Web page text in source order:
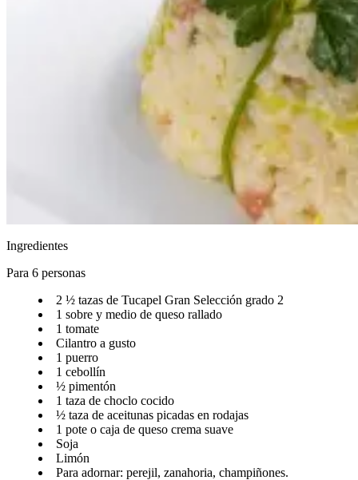
Ingredientes
Para 6 personas​​​​‌ ‍ ​‍​‍‌‍ ‌ ​‍‌‍‍‌‌‍‌ ‌‍‍‌‌‍ ‍​‍​‍​ ‍‍​‍​‍‌ ​ ‌‍​‌‌‍ ‍‌‍‍‌‌ ‌​‌ ‍‌​‍ ‍‌‍‍‌‌‍ ​‍​‍​‍ ​​‍​‍‌‍‍​‌ ​‍‌‍‌‌‌‍‌‍​‍​‍​ ‍‍​‍​‍‌‍‍​‌ ‌​‌ ‌​‌ ​​‌ ​ ​ ‍‍​‍ ​‍ ‌ ‌​‌ ‌‌‌‍​ ‌‍​‌‌ ​​‌‍‌‌‌‍ ​​‍ ‍‌ ​ ‌‍​‌‌‍ ‍‌‍‍‌‌ ‌​‌ ‍‌​‍ ‍‌ ​ ‌ ‌​‌ ‌‌‌‍‌​‌‍‍‌‌‍ ​‍ ‌‍‍‌‌‍ ‍‌ ‌​‌‍‌‌‌‍ ‍‌ ‌​​‍ ‌‍‌‌‌‍‌​‌‍‍‌‌ ‌​​‍ ‌‍ ‌‌‍ ‌‍‌​‌‍‌‌​ ‌‌ ​​‌ ​‍‌‍‌‌‌ ​ ‌‍‌‌‌‍ ‍‌ ‌​‌‍​‌‌ ‌​‌‍‍‌‌‍ ‌‍ ‍​ ‍ ‌‍‍‌‌‍‌​​ ‌‌ ​‍‌‍‌‌‌‍​ ‌‍‍‌‌ ​​‌‍‌‌​‍ ‌​ ‌ ​ ‍​​ ​ ​ ‍​​ ‍ ‌ ‌​‌ ‍‌‌ ​​‌‍‌‌​ ‌‌ ​‍‌‍‌‌‌‍​ ‌‍‍‌‌ ​​‌‍‌‌​ ‍ ‌ ​​‌‍​‌‌ ‌​‌‍‍​​ ‌‌‍‍‌‌‍ ‍‌‍‌ ‌ ​‍‌‍‌‌‌‍‌​‌‍‍‌‌‍‌‌‌‍ ‍‌ ‌​‌ ​ ​‍‌‌​ ‌‌‌​​‍‌‌ ‌‍‍ ‌‍‌‌‌ ‍‌​‍‌‌​ ​ ‌​‌​​‍‌‌​ ​ ‌​‌​​‍‌‌​ ​‍​ ​‍​ ‌​‌‍​ ​ ‌‍​ ‌​​ ​ ​ ‌ ​ ​‍​ ​‍​ ​​​ ‌‌‌‍‌‍‌‍​‍​‍‌‌​ ​‍​ ​‍​‍‌‌​ ‌‌‌​‌​​‍ ‍‌‍​ ‌‍‍​‌‍‍‌‌‍ ​‌‍‌​‌ ​‍‌‍‌‌‌‍ ‍​‍‌‌​ ‌‌‌​​‍‌‌ ‌‍‍ ‌‍‌‌‌ ‍‌​‍‌‌​ ​ ‌​‌​​‍‌‌​ ​ ‌​‌​​‍‌‌​ ​‍​ ​‍‌‍‌‌‌‍​ ‌‍​‌‌‍‌‍‌‍​ ​ ‌‍​ ‌​‌‍‌​‌‍​‌‌‍‌‌​ ​​​ ​​​‍‌‌​ ​‍​ ​‍​‍‌‌​ ‌‌‌​‌​​‍ ‍‌ ‌​‌‍‌‌‌ ‍​‌ ‌​​ ‌‍​‍‌‍​‌‌ ​ ‌‍‌‌‌‌‌‌‌ ​‍‌‍ ​​ ‌‌‍‍​‌ ‌​‌ ‌​‌ ​​‌ ​ ​‍‌‌​ ​ ‌​​‌​‍‌‌​ ​‍‌​‌‍​‍‌‌​ ​‍‌​‌‍‌ ‌​‌ ‌‌‌‍​ ‌‍​‌‌ ​​‌‍‌‌‌‍ ​​‍ ‍‌ ​ ‌‍​‌‌‍ ‍‌‍‍‌‌ ‌​‌ ‍‌​‍ ‍‌ ​ ‌ ‌​‌ ‌‌‌‍‌​‌‍‍‌‌‍ ​‍‌‍‌‍‍‌‌‍‌​​ ‌‌ ​‍‌‍‌‌‌‍​ ‌‍‍‌‌ ​​‌‍‌‌​‍ ‌​ ‌ ​ ‍​​ ​ ​ ‍​​‍‌‍‌ ‌​‌ ‍‌‌ ​​‌‍‌‌​ ‌‌ ​‍‌‍‌‌‌‍​ ‌‍‍‌‌ ​​‌‍‌‌​‍‌‍‌ ​​‌‍​‌‌ ‌​‌‍‍​​ ‌‌‍‍‌‌‍ ‍‌‍‌ ‌ ​‍‌‍‌‌‌‍‌​‌‍‍‌‌‍‌‌‌‍ ‍‌ ‌​‌ ​ ​‍‌‌​ ‌‌‌​​‍‌‌ ‌‍‍ ‌‍‌‌‌ ‍‌​‍‌‌​ ​ ‌​‌​​‍‌‌​ ​ ‌​‌​​‍‌‌​ ​‍​ ​‍​ ‌​‌‍​ ​ ‌‍​ ‌​​ ​ ​ ‌ ​ ​‍​ ​‍​ ​​​ ‌‌‌‍‌‍‌‍​‍​‍‌‌​ ​‍​ ​‍​‍‌‌​ ‌‌‌​‌​​‍ ‍‌‍​ ‌‍‍​‌‍‍‌‌‍ ​‌‍‌​‌ ​‍‌‍‌‌‌‍ ‍​‍‌‌​ ‌‌‌​​‍‌‌ ‌‍‍ ‌‍‌‌‌ ‍‌​‍‌‌​ ​ ‌​‌​​‍‌‌​ ​ ‌​‌​​‍‌‌​ ​‍​ ​‍‌‍‌‌‌‍​ ‌‍​‌‌‍‌‍‌‍​ ​ ‌‍​ ‌​‌‍‌​‌‍​‌‌‍‌‌​ ​​​ ​​​‍‌‌​ ​‍​ ​‍​‍‌‌​ ‌‌‌​‌​​‍ ‍‌ ‌​‌‍‌‌‌ ‍​‌ ‌​​‍‌‍‌ ​​‌‍‌‌‌ ​‍‌ ​ ‌ ​​‌‍‌‌‌‍​ ‌ ‌​‌‍‍‌‌ ‌‍‌‍‌‌​ ‌‌ ​​‌ ‌‌‌‍​‍‌‍ ​‌‍‍‌‌ ​ ‌‍‍​‌‍‌‌‌‍‌​​‍​‍‌ ‌
2 ½ tazas de Tucapel Gran Selección grado 2​​​​‌ ‍ ​‍​‍‌‍ ‌ ​‍‌‍‍‌‌‍‌ ‌‍‍‌‌‍ ‍​‍​‍​ ‍‍​‍​‍‌ ​ ‌‍​‌‌‍ ‍‌‍‍‌‌ ‌​‌ ‍‌​‍ ‍‌‍‍‌‌‍ ​‍​‍​‍ ​​‍​‍‌‍‍​‌ ​‍‌‍‌‌‌‍‌‍​‍​‍​ ‍‍​‍​‍‌‍‍​‌ ‌​‌ ‌​‌ ​​‌ ​ ​ ‍‍​‍ ​‍ ‌ ‌​‌ ‌‌‌‍​ ‌‍​‌‌ ​​‌‍‌‌‌‍ ​​‍ ‍‌ ​ ‌‍​‌‌‍ ‍‌‍‍‌‌ ‌​‌ ‍‌​‍ ‍‌ ​ ‌ ‌​‌ ‌‌‌‍‌​‌‍‍‌‌‍ ​‍ ‌‍‍‌‌‍ ‍‌ ‌​‌‍‌‌‌‍ ‍‌ ‌​​‍ ‌‍‌‌‌‍‌​‌‍‍‌‌ ‌​​‍ ‌‍ ‌‌‍ ‌‍‌​‌‍‌‌​ ‌‌ ​​‌ ​‍‌‍‌‌‌ ​ ‌‍‌‌‌‍ ‍‌ ‌​‌‍​‌‌ ‌​‌‍‍‌‌‍ ‌‍ ‍​ ‍ ‌‍‍‌‌‍‌​​ ‌‌ ​‍‌‍‌‌‌‍​ ‌‍‍‌‌ ​​‌‍‌‌​‍ ‌​ ‌ ​ ‍​​ ​ ​ ‍​​ ‍ ‌ ‌​‌ ‍‌‌ ​​‌‍‌‌​ ‌‌ ​‍‌‍‌‌‌‍​ ‌‍‍‌‌ ​​‌‍‌‌​ ‍ ‌ ​​‌‍​‌‌ ‌​‌‍‍​​ ‌‌‍‍‌‌‍ ‍‌‍‌ ‌ ​‍‌‍‌‌‌‍‌​‌‍‍‌‌‍‌‌‌‍ ‍‌ ‌​‌ ​ ​‍‌‌​ ‌‌‌​​‍‌‌ ‌‍‍ ‌‍‌‌‌ ‍‌​‍‌‌​ ​ ‌​‌​​‍‌‌​ ​ ‌​‌​​‍‌‌​ ​‍​ ​‍​ ‌‌​ ‌‌​ ‌‍‌‍‌‍​ ‌​​ ‌​‌‍‌‍‌‍‌‌​ ‌‌​ ‌ ​ ​ ‌‍‌‌​‍‌‌​ ​‍​ ​‍​‍‌‌​ ‌‌‌​‌​​‍ ‍‌‍​ ‌‍‍​‌‍‍‌‌‍ ​‌‍‌​‌ ​‍‌‍‌‌‌‍ ‍​‍‌‌​ ‌‌‌​​‍‌‌ ‌‍‍ ‌‍‌‌‌ ‍‌​‍‌‌​ ​ ‌​‌​​‍‌‌​ ​ ‌​‌​​‍‌‌​ ​‍​ ​‍‌‍‌‌​ ‍​‌‍‌‍‌‍‌​​ ‌​‌‍​‍​ ​‌​ ​‌​ ‍‌​ ‌‍‌‍‌‍​ ‌​​‍‌‌​ ​‍​ ​‍​‍‌‌​ ‌‌‌​‌​​‍ ‍‌ ‌​‌‍‌‌‌ ‍​‌ ‌​​ ‌‍​‍‌‍​‌‌ ​ ‌‍‌‌‌‌‌‌‌ ​‍‌‍ ​​ ‌‌‍‍​‌ ‌​‌ ‌​‌ ​​‌ ​ ​‍‌‌​ ​ ‌​​‌​‍‌‌​ ​‍‌​‌‍​‍‌‌​ ​‍‌​‌‍‌ ‌​‌ ‌‌‌‍​ ‌‍​‌‌ ​​‌‍‌‌‌‍ ​​‍ ‍‌ ​ ‌‍​‌‌‍ ‍‌‍‍‌‌ ‌​‌ ‍‌​‍ ‍‌ ​ ‌ ‌​‌ ‌‌‌‍‌​‌‍‍‌‌‍ ​‍‌‍‌‍‍‌‌‍‌​​ ‌‌ ​‍‌‍‌‌‌‍​ ‌‍‍‌‌ ​​‌‍‌‌​‍ ‌​ ‌ ​ ‍​​ ​ ​ ‍​​‍‌‍‌ ‌​‌ ‍‌‌ ​​‌‍‌‌​ ‌‌ ​‍‌‍‌‌‌‍​ ‌‍‍‌‌ ​​‌‍‌‌​‍‌‍‌ ​​‌‍​‌‌ ‌​‌‍‍​​ ‌‌‍‍‌‌‍ ‍‌‍‌ ‌ ​‍‌‍‌‌‌‍‌​‌‍‍‌‌‍‌‌‌‍ ‍‌ ‌​‌ ​ ​‍‌‌​ ‌‌‌​​‍‌‌ ‌‍‍ ‌‍‌‌‌ ‍‌​‍‌‌​ ​ ‌​‌​​‍‌‌​ ​ ‌​‌​​‍‌‌​ ​‍​ ​‍​ ‌‌​ ‌‌​ ‌‍‌‍‌‍​ ‌​​ ‌​‌‍‌‍‌‍‌‌​ ‌‌​ ‌ ​ ​ ‌‍‌‌​‍‌‌​ ​‍​ ​‍​‍‌‌​ ‌‌‌​‌​​‍ ‍‌‍​ ‌‍‍​‌‍‍‌‌‍ ​‌‍‌​‌ ​‍‌‍‌‌‌‍ ‍​‍‌‌​ ‌‌‌​​‍‌‌ ‌‍‍ ‌‍‌‌‌ ‍‌​‍‌‌​ ​ ‌​‌​​‍‌‌​ ​ ‌​‌​​‍‌‌​ ​‍​ ​‍‌‍‌‌​ ‍​‌‍‌‍‌‍‌​​ ‌​‌‍​‍​ ​‌​ ​‌​ ‍‌​ ‌‍‌‍‌‍​ ‌​​‍‌‌​ ​‍​ ​‍​‍‌‌​ ‌‌‌​‌​​‍ ‍‌ ‌​‌‍‌‌‌ ‍​‌ ‌​​‍‌‍‌ ​​‌‍‌‌‌ ​‍‌ ​ ‌ ​​‌‍‌‌‌‍​ ‌ ‌​‌‍‍‌‌ ‌‍‌‍‌‌​ ‌‌ ​​‌ ‌‌‌‍​‍‌‍ ​‌‍‍‌‌ ​ ‌‍‍​‌‍‌‌‌‍‌​​‍​‍‌ ‌
1 sobre y medio de queso rallado​​​​‌ ‍ ​‍​‍‌‍ ‌ ​‍‌‍‍‌‌‍‌ ‌‍‍‌‌‍ ‍​‍​‍​ ‍‍​‍​‍‌ ​ ‌‍​‌‌‍ ‍‌‍‍‌‌ ‌​‌ ‍‌​‍ ‍‌‍‍‌‌‍ ​‍​‍​‍ ​​‍​‍‌‍‍​‌ ​‍‌‍‌‌‌‍‌‍​‍​‍​ ‍‍​‍​‍‌‍‍​‌ ‌​‌ ‌​‌ ​​‌ ​ ​ ‍‍​‍ ​‍ ‌ ‌​‌ ‌‌‌‍​ ‌‍​‌‌ ​​‌‍‌‌‌‍ ​​‍ ‍‌ ​ ‌‍​‌‌‍ ‍‌‍‍‌‌ ‌​‌ ‍‌​‍ ‍‌ ​ ‌ ‌​‌ ‌‌‌‍‌​‌‍‍‌‌‍ ​‍ ‌‍‍‌‌‍ ‍‌ ‌​‌‍‌‌‌‍ ‍‌ ‌​​‍ ‌‍‌‌‌‍‌​‌‍‍‌‌ ‌​​‍ ‌‍ ‌‌‍ ‌‍‌​‌‍‌‌​ ‌‌ ​​‌ ​‍‌‍‌‌‌ ​ ‌‍‌‌‌‍ ‍‌ ‌​‌‍​‌‌ ‌​‌‍‍‌‌‍ ‌‍ ‍​ ‍ ‌‍‍‌‌‍‌​​ ‌‌ ​‍‌‍‌‌‌‍​ ‌‍‍‌‌ ​​‌‍‌‌​‍ ‌​ ‌ ​ ‍​​ ​ ​ ‍​​ ‍ ‌ ‌​‌ ‍‌‌ ​​‌‍‌‌​ ‌‌ ​‍‌‍‌‌‌‍​ ‌‍‍‌‌ ​​‌‍‌‌​ ‍ ‌ ​​‌‍​‌‌ ‌​‌‍‍​​ ‌‌‍‍‌‌‍ ‍‌‍‌ ‌ ​‍‌‍‌‌‌‍‌​‌‍‍‌‌‍‌‌‌‍ ‍‌ ‌​‌ ​ ​‍‌‌​ ‌‌‌​​‍‌‌ ‌‍‍ ‌‍‌‌‌ ‍‌​‍‌‌​ ​ ‌​‌​​‍‌‌​ ​ ‌​‌​​‍‌‌​ ​‍​ ​‍​ ‍​​ ​‌‌‍‌‍​ ​‌​ ‍​​ ‌​​ ‌‍​ ‌​​ ‌​​ ​ ​ ​ ‌‍‌‍​‍‌‌​ ​‍​ ​‍​‍‌‌​ ‌‌‌​‌​​‍ ‍‌‍​ ‌‍‍​‌‍‍‌‌‍ ​‌‍‌​‌ ​‍‌‍‌‌‌‍ ‍​‍‌‌​ ‌‌‌​​‍‌‌ ‌‍‍ ‌‍‌‌‌ ‍‌​‍‌‌​ ​ ‌​‌​​‍‌‌​ ​ ‌​‌​​‍‌‌​ ​‍​ ​‍​ ‌​​ ​ ​ ​ ‌‍‌​​ ‌ ​ ​​​ ‌​‌‍​ ‌‍​‌​ ​​‌‍​‌‌‍​‌​‍‌‌​ ​‍​ ​‍​‍‌‌​ ‌‌‌​‌​​‍ ‍‌ ‌​‌‍‌‌‌ ‍​‌ ‌​​ ‌‍​‍‌‍​‌‌ ​ ‌‍‌‌‌‌‌‌‌ ​‍‌‍ ​​ ‌‌‍‍​‌ ‌​‌ ‌​‌ ​​‌ ​ ​‍‌‌​ ​ ‌​​‌​‍‌‌​ ​‍‌​‌‍​‍‌‌​ ​‍‌​‌‍‌ ‌​‌ ‌‌‌‍​ ‌‍​‌‌ ​​‌‍‌‌‌‍ ​​‍ ‍‌ ​ ‌‍​‌‌‍ ‍‌‍‍‌‌ ‌​‌ ‍‌​‍ ‍‌ ​ ‌ ‌​‌ ‌‌‌‍‌​‌‍‍‌‌‍ ​‍‌‍‌‍‍‌‌‍‌​​ ‌‌ ​‍‌‍‌‌‌‍​ ‌‍‍‌‌ ​​‌‍‌‌​‍ ‌​ ‌ ​ ‍​​ ​ ​ ‍​​‍‌‍‌ ‌​‌ ‍‌‌ ​​‌‍‌‌​ ‌‌ ​‍‌‍‌‌‌‍​ ‌‍‍‌‌ ​​‌‍‌‌​‍‌‍‌ ​​‌‍​‌‌ ‌​‌‍‍​​ ‌‌‍‍‌‌‍ ‍‌‍‌ ‌ ​‍‌‍‌‌‌‍‌​‌‍‍‌‌‍‌‌‌‍ ‍‌ ‌​‌ ​ ​‍‌‌​ ‌‌‌​​‍‌‌ ‌‍‍ ‌‍‌‌‌ ‍‌​‍‌‌​ ​ ‌​‌​​‍‌‌​ ​ ‌​‌​​‍‌‌​ ​‍​ ​‍​ ‍​​ ​‌‌‍‌‍​ ​‌​ ‍​​ ‌​​ ‌‍​ ‌​​ ‌​​ ​ ​ ​ ‌‍‌‍​‍‌‌​ ​‍​ ​‍​‍‌‌​ ‌‌‌​‌​​‍ ‍‌‍​ ‌‍‍​‌‍‍‌‌‍ ​‌‍‌​‌ ​‍‌‍‌‌‌‍ ‍​‍‌‌​ ‌‌‌​​‍‌‌ ‌‍‍ ‌‍‌‌‌ ‍‌​‍‌‌​ ​ ‌​‌​​‍‌‌​ ​ ‌​‌​​‍‌‌​ ​‍​ ​‍​ ‌​​ ​ ​ ​ ‌‍‌​​ ‌ ​ ​​​ ‌​‌‍​ ‌‍​‌​ ​​‌‍​‌‌‍​‌​‍‌‌​ ​‍​ ​‍​‍‌‌​ ‌‌‌​‌​​‍ ‍‌ ‌​‌‍‌‌‌ ‍​‌ ‌​​‍‌‍‌ ​​‌‍‌‌‌ ​‍‌ ​ ‌ ​​‌‍‌‌‌‍​ ‌ ‌​‌‍‍‌‌ ‌‍‌‍‌‌​ ‌‌ ​​‌ ‌‌‌‍​‍‌‍ ​‌‍‍‌‌ ​ ‌‍‍​‌‍‌‌‌‍‌​​‍​‍‌ ‌
1 tomate​​​​‌ ‍ ​‍​‍‌‍ ‌ ​‍‌‍‍‌‌‍‌ ‌‍‍‌‌‍ ‍​‍​‍​ ‍‍​‍​‍‌ ​ ‌‍​‌‌‍ ‍‌‍‍‌‌ ‌​‌ ‍‌​‍ ‍‌‍‍‌‌‍ ​‍​‍​‍ ​​‍​‍‌‍‍​‌ ​‍‌‍‌‌‌‍‌‍​‍​‍​ ‍‍​‍​‍‌‍‍​‌ ‌​‌ ‌​‌ ​​‌ ​ ​ ‍‍​‍ ​‍ ‌ ‌​‌ ‌‌‌‍​ ‌‍​‌‌ ​​‌‍‌‌‌‍ ​​‍ ‍‌ ​ ‌‍​‌‌‍ ‍‌‍‍‌‌ ‌​‌ ‍‌​‍ ‍‌ ​ ‌ ‌​‌ ‌‌‌‍‌​‌‍‍‌‌‍ ​‍ ‌‍‍‌‌‍ ‍‌ ‌​‌‍‌‌‌‍ ‍‌ ‌​​‍ ‌‍‌‌‌‍‌​‌‍‍‌‌ ‌​​‍ ‌‍ ‌‌‍ ‌‍‌​‌‍‌‌​ ‌‌ ​​‌ ​‍‌‍‌‌‌ ​ ‌‍‌‌‌‍ ‍‌ ‌​‌‍​‌‌ ‌​‌‍‍‌‌‍ ‌‍ ‍​ ‍ ‌‍‍‌‌‍‌​​ ‌‌ ​‍‌‍‌‌‌‍​ ‌‍‍‌‌ ​​‌‍‌‌​‍ ‌​ ‌ ​ ‍​​ ​ ​ ‍​​ ‍ ‌ ‌​‌ ‍‌‌ ​​‌‍‌‌​ ‌‌ ​‍‌‍‌‌‌‍​ ‌‍‍‌‌ ​​‌‍‌‌​ ‍ ‌ ​​‌‍​‌‌ ‌​‌‍‍​​ ‌‌‍‍‌‌‍ ‍‌‍‌ ‌ ​‍‌‍‌‌‌‍‌​‌‍‍‌‌‍‌‌‌‍ ‍‌ ‌​‌ ​ ​‍‌‌​ ‌‌‌​​‍‌‌ ‌‍‍ ‌‍‌‌‌ ‍‌​‍‌‌​ ​ ‌​‌​​‍‌‌​ ​ ‌​‌​​‍‌‌​ ​‍​ ​‍‌‍‌‍​ ​​​ ‍‌‌‍​‌​ ‌​​ ​‍​ ‌​​ ​ ‌‍‌​​ ​​‌‍​ ​ ‌ ​‍‌‌​ ​‍​ ​‍​‍‌‌​ ‌‌‌​‌​​‍ ‍‌‍​ ‌‍‍​‌‍‍‌‌‍ ​‌‍‌​‌ ​‍‌‍‌‌‌‍ ‍​‍‌‌​ ‌‌‌​​‍‌‌ ‌‍‍ ‌‍‌‌‌ ‍‌​‍‌‌​ ​ ‌​‌​​‍‌‌​ ​ ‌​‌​​‍‌‌​ ​‍​ ​‍​ ‍‌‌‍​‌‌‍‌‍​ ​‌​ ​​​ ​​‌‍​ ​ ‌ ‌‍​ ​ ​​‌‍‌‌​ ​ ​‍‌‌​ ​‍​ ​‍​‍‌‌​ ‌‌‌​‌​​‍ ‍‌ ‌​‌‍‌‌‌ ‍​‌ ‌​​ ‌‍​‍‌‍​‌‌ ​ ‌‍‌‌‌‌‌‌‌ ​‍‌‍ ​​ ‌‌‍‍​‌ ‌​‌ ‌​‌ ​​‌ ​ ​‍‌‌​ ​ ‌​​‌​‍‌‌​ ​‍‌​‌‍​‍‌‌​ ​‍‌​‌‍‌ ‌​‌ ‌‌‌‍​ ‌‍​‌‌ ​​‌‍‌‌‌‍ ​​‍ ‍‌ ​ ‌‍​‌‌‍ ‍‌‍‍‌‌ ‌​‌ ‍‌​‍ ‍‌ ​ ‌ ‌​‌ ‌‌‌‍‌​‌‍‍‌‌‍ ​‍‌‍‌‍‍‌‌‍‌​​ ‌‌ ​‍‌‍‌‌‌‍​ ‌‍‍‌‌ ​​‌‍‌‌​‍ ‌​ ‌ ​ ‍​​ ​ ​ ‍​​‍‌‍‌ ‌​‌ ‍‌‌ ​​‌‍‌‌​ ‌‌ ​‍‌‍‌‌‌‍​ ‌‍‍‌‌ ​​‌‍‌‌​‍‌‍‌ ​​‌‍​‌‌ ‌​‌‍‍​​ ‌‌‍‍‌‌‍ ‍‌‍‌ ‌ ​‍‌‍‌‌‌‍‌​‌‍‍‌‌‍‌‌‌‍ ‍‌ ‌​‌ ​ ​‍‌‌​ ‌‌‌​​‍‌‌ ‌‍‍ ‌‍‌‌‌ ‍‌​‍‌‌​ ​ ‌​‌​​‍‌‌​ ​ ‌​‌​​‍‌‌​ ​‍​ ​‍‌‍‌‍​ ​​​ ‍‌‌‍​‌​ ‌​​ ​‍​ ‌​​ ​ ‌‍‌​​ ​​‌‍​ ​ ‌ ​‍‌‌​ ​‍​ ​‍​‍‌‌​ ‌‌‌​‌​​‍ ‍‌‍​ ‌‍‍​‌‍‍‌‌‍ ​‌‍‌​‌ ​‍‌‍‌‌‌‍ ‍​‍‌‌​ ‌‌‌​​‍‌‌ ‌‍‍ ‌‍‌‌‌ ‍‌​‍‌‌​ ​ ‌​‌​​‍‌‌​ ​ ‌​‌​​‍‌‌​ ​‍​ ​‍​ ‍‌‌‍​‌‌‍‌‍​ ​‌​ ​​​ ​​‌‍​ ​ ‌ ‌‍​ ​ ​​‌‍‌‌​ ​ ​‍‌‌​ ​‍​ ​‍​‍‌‌​ ‌‌‌​‌​​‍ ‍‌ ‌​‌‍‌‌‌ ‍​‌ ‌​​‍‌‍‌ ​​‌‍‌‌‌ ​‍‌ ​ ‌ ​​‌‍‌‌‌‍​ ‌ ‌​‌‍‍‌‌ ‌‍‌‍‌‌​ ‌‌ ​​‌ ‌‌‌‍​‍‌‍ ​‌‍‍‌‌ ​ ‌‍‍​‌‍‌‌‌‍‌​​‍​‍‌ ‌
Cilantro a gusto​​​​‌ ‍ ​‍​‍‌‍ ‌ ​‍‌‍‍‌‌‍‌ ‌‍‍‌‌‍ ‍​‍​‍​ ‍‍​‍​‍‌ ​ ‌‍​‌‌‍ ‍‌‍‍‌‌ ‌​‌ ‍‌​‍ ‍‌‍‍‌‌‍ ​‍​‍​‍ ​​‍​‍‌‍‍​‌ ​‍‌‍‌‌‌‍‌‍​‍​‍​ ‍‍​‍​‍‌‍‍​‌ ‌​‌ ‌​‌ ​​‌ ​ ​ ‍‍​‍ ​‍ ‌ ‌​‌ ‌‌‌‍​ ‌‍​‌‌ ​​‌‍‌‌‌‍ ​​‍ ‍‌ ​ ‌‍​‌‌‍ ‍‌‍‍‌‌ ‌​‌ ‍‌​‍ ‍‌ ​ ‌ ‌​‌ ‌‌‌‍‌​‌‍‍‌‌‍ ​‍ ‌‍‍‌‌‍ ‍‌ ‌​‌‍‌‌‌‍ ‍‌ ‌​​‍ ‌‍‌‌‌‍‌​‌‍‍‌‌ ‌​​‍ ‌‍ ‌‌‍ ‌‍‌​‌‍‌‌​ ‌‌ ​​‌ ​‍‌‍‌‌‌ ​ ‌‍‌‌‌‍ ‍‌ ‌​‌‍​‌‌ ‌​‌‍‍‌‌‍ ‌‍ ‍​ ‍ ‌‍‍‌‌‍‌​​ ‌‌ ​‍‌‍‌‌‌‍​ ‌‍‍‌‌ ​​‌‍‌‌​‍ ‌​ ‌ ​ ‍​​ ​ ​ ‍​​ ‍ ‌ ‌​‌ ‍‌‌ ​​‌‍‌‌​ ‌‌ ​‍‌‍‌‌‌‍​ ‌‍‍‌‌ ​​‌‍‌‌​ ‍ ‌ ​​‌‍​‌‌ ‌​‌‍‍​​ ‌‌‍‍‌‌‍ ‍‌‍‌ ‌ ​‍‌‍‌‌‌‍‌​‌‍‍‌‌‍‌‌‌‍ ‍‌ ‌​‌ ​ ​‍‌‌​ ‌‌‌​​‍‌‌ ‌‍‍ ‌‍‌‌‌ ‍‌​‍‌‌​ ​ ‌​‌​​‍‌‌​ ​ ‌​‌​​‍‌‌​ ​‍​ ​‍‌‍‌​​ ‌​‌‍​ ‌‍‌​​ ‍‌‌‍​‌‌‍‌‌‌‍​‌​ ‍​​ ‌‍‌‍​‍‌‍‌‌​‍‌‌​ ​‍​ ​‍​‍‌‌​ ‌‌‌​‌​​‍ ‍‌‍​ ‌‍‍​‌‍‍‌‌‍ ​‌‍‌​‌ ​‍‌‍‌‌‌‍ ‍​‍‌‌​ ‌‌‌​​‍‌‌ ‌‍‍ ‌‍‌‌‌ ‍‌​‍‌‌​ ​ ‌​‌​​‍‌‌​ ​ ‌​‌​​‍‌‌​ ​‍​ ​‍​ ‍​​ ​ ​ ‌ ​ ‌‌‌‍​ ​ ‌‌​ ​ ​ ​​​ ‍‌​ ​​‌‍‌‌‌‍‌​​‍‌‌​ ​‍​ ​‍​‍‌‌​ ‌‌‌​‌​​‍ ‍‌ ‌​‌‍‌‌‌ ‍​‌ ‌​​ ‌‍​‍‌‍​‌‌ ​ ‌‍‌‌‌‌‌‌‌ ​‍‌‍ ​​ ‌‌‍‍​‌ ‌​‌ ‌​‌ ​​‌ ​ ​‍‌‌​ ​ ‌​​‌​‍‌‌​ ​‍‌​‌‍​‍‌‌​ ​‍‌​‌‍‌ ‌​‌ ‌‌‌‍​ ‌‍​‌‌ ​​‌‍‌‌‌‍ ​​‍ ‍‌ ​ ‌‍​‌‌‍ ‍‌‍‍‌‌ ‌​‌ ‍‌​‍ ‍‌ ​ ‌ ‌​‌ ‌‌‌‍‌​‌‍‍‌‌‍ ​‍‌‍‌‍‍‌‌‍‌​​ ‌‌ ​‍‌‍‌‌‌‍​ ‌‍‍‌‌ ​​‌‍‌‌​‍ ‌​ ‌ ​ ‍​​ ​ ​ ‍​​‍‌‍‌ ‌​‌ ‍‌‌ ​​‌‍‌‌​ ‌‌ ​‍‌‍‌‌‌‍​ ‌‍‍‌‌ ​​‌‍‌‌​‍‌‍‌ ​​‌‍​‌‌ ‌​‌‍‍​​ ‌‌‍‍‌‌‍ ‍‌‍‌ ‌ ​‍‌‍‌‌‌‍‌​‌‍‍‌‌‍‌‌‌‍ ‍‌ ‌​‌ ​ ​‍‌‌​ ‌‌‌​​‍‌‌ ‌‍‍ ‌‍‌‌‌ ‍‌​‍‌‌​ ​ ‌​‌​​‍‌‌​ ​ ‌​‌​​‍‌‌​ ​‍​ ​‍‌‍‌​​ ‌​‌‍​ ‌‍‌​​ ‍‌‌‍​‌‌‍‌‌‌‍​‌​ ‍​​ ‌‍‌‍​‍‌‍‌‌​‍‌‌​ ​‍​ ​‍​‍‌‌​ ‌‌‌​‌​​‍ ‍‌‍​ ‌‍‍​‌‍‍‌‌‍ ​‌‍‌​‌ ​‍‌‍‌‌‌‍ ‍​‍‌‌​ ‌‌‌​​‍‌‌ ‌‍‍ ‌‍‌‌‌ ‍‌​‍‌‌​ ​ ‌​‌​​‍‌‌​ ​ ‌​‌​​‍‌‌​ ​‍​ ​‍​ ‍​​ ​ ​ ‌ ​ ‌‌‌‍​ ​ ‌‌​ ​ ​ ​​​ ‍‌​ ​​‌‍‌‌‌‍‌​​‍‌‌​ ​‍​ ​‍​‍‌‌​ ‌‌‌​‌​​‍ ‍‌ ‌​‌‍‌‌‌ ‍​‌ ‌​​‍‌‍‌ ​​‌‍‌‌‌ ​‍‌ ​ ‌ ​​‌‍‌‌‌‍​ ‌ ‌​‌‍‍‌‌ ‌‍‌‍‌‌​ ‌‌ ​​‌ ‌‌‌‍​‍‌‍ ​‌‍‍‌‌ ​ ‌‍‍​‌‍‌‌‌‍‌​​‍​‍‌ ‌
1 puerro​​​​‌ ‍ ​‍​‍‌‍ ‌ ​‍‌‍‍‌‌‍‌ ‌‍‍‌‌‍ ‍​‍​‍​ ‍‍​‍​‍‌ ​ ‌‍​‌‌‍ ‍‌‍‍‌‌ ‌​‌ ‍‌​‍ ‍‌‍‍‌‌‍ ​‍​‍​‍ ​​‍​‍‌‍‍​‌ ​‍‌‍‌‌‌‍‌‍​‍​‍​ ‍‍​‍​‍‌‍‍​‌ ‌​‌ ‌​‌ ​​‌ ​ ​ ‍‍​‍ ​‍ ‌ ‌​‌ ‌‌‌‍​ ‌‍​‌‌ ​​‌‍‌‌‌‍ ​​‍ ‍‌ ​ ‌‍​‌‌‍ ‍‌‍‍‌‌ ‌​‌ ‍‌​‍ ‍‌ ​ ‌ ‌​‌ ‌‌‌‍‌​‌‍‍‌‌‍ ​‍ ‌‍‍‌‌‍ ‍‌ ‌​‌‍‌‌‌‍ ‍‌ ‌​​‍ ‌‍‌‌‌‍‌​‌‍‍‌‌ ‌​​‍ ‌‍ ‌‌‍ ‌‍‌​‌‍‌‌​ ‌‌ ​​‌ ​‍‌‍‌‌‌ ​ ‌‍‌‌‌‍ ‍‌ ‌​‌‍​‌‌ ‌​‌‍‍‌‌‍ ‌‍ ‍​ ‍ ‌‍‍‌‌‍‌​​ ‌‌ ​‍‌‍‌‌‌‍​ ‌‍‍‌‌ ​​‌‍‌‌​‍ ‌​ ‌ ​ ‍​​ ​ ​ ‍​​ ‍ ‌ ‌​‌ ‍‌‌ ​​‌‍‌‌​ ‌‌ ​‍‌‍‌‌‌‍​ ‌‍‍‌‌ ​​‌‍‌‌​ ‍ ‌ ​​‌‍​‌‌ ‌​‌‍‍​​ ‌‌‍‍‌‌‍ ‍‌‍‌ ‌ ​‍‌‍‌‌‌‍‌​‌‍‍‌‌‍‌‌‌‍ ‍‌ ‌​‌ ​ ​‍‌‌​ ‌‌‌​​‍‌‌ ‌‍‍ ‌‍‌‌‌ ‍‌​‍‌‌​ ​ ‌​‌​​‍‌‌​ ​ ‌​‌​​‍‌‌​ ​‍​ ​‍‌‍​‍​ ‍​‌‍​‌​ ​ ‌‍‌​​ ‌‍​ ‌ ​ ​​‌‍​ ​ ​‌​ ​ ‌‍‌​​‍‌‌​ ​‍​ ​‍​‍‌‌​ ‌‌‌​‌​​‍ ‍‌‍​ ‌‍‍​‌‍‍‌‌‍ ​‌‍‌​‌ ​‍‌‍‌‌‌‍ ‍​‍‌‌​ ‌‌‌​​‍‌‌ ‌‍‍ ‌‍‌‌‌ ‍‌​‍‌‌​ ​ ‌​‌​​‍‌‌​ ​ ‌​‌​​‍‌‌​ ​‍​ ​‍‌‍​‍‌‍​‍​ ​‌‌‍​ ​ ​​​ ​​​ ​‍​ ​‌​ ‍​​ ​​​ ‌‍‌‍‌‍​‍‌‌​ ​‍​ ​‍​‍‌‌​ ‌‌‌​‌​​‍ ‍‌ ‌​‌‍‌‌‌ ‍​‌ ‌​​ ‌‍​‍‌‍​‌‌ ​ ‌‍‌‌‌‌‌‌‌ ​‍‌‍ ​​ ‌‌‍‍​‌ ‌​‌ ‌​‌ ​​‌ ​ ​‍‌‌​ ​ ‌​​‌​‍‌‌​ ​‍‌​‌‍​‍‌‌​ ​‍‌​‌‍‌ ‌​‌ ‌‌‌‍​ ‌‍​‌‌ ​​‌‍‌‌‌‍ ​​‍ ‍‌ ​ ‌‍​‌‌‍ ‍‌‍‍‌‌ ‌​‌ ‍‌​‍ ‍‌ ​ ‌ ‌​‌ ‌‌‌‍‌​‌‍‍‌‌‍ ​‍‌‍‌‍‍‌‌‍‌​​ ‌‌ ​‍‌‍‌‌‌‍​ ‌‍‍‌‌ ​​‌‍‌‌​‍ ‌​ ‌ ​ ‍​​ ​ ​ ‍​​‍‌‍‌ ‌​‌ ‍‌‌ ​​‌‍‌‌​ ‌‌ ​‍‌‍‌‌‌‍​ ‌‍‍‌‌ ​​‌‍‌‌​‍‌‍‌ ​​‌‍​‌‌ ‌​‌‍‍​​ ‌‌‍‍‌‌‍ ‍‌‍‌ ‌ ​‍‌‍‌‌‌‍‌​‌‍‍‌‌‍‌‌‌‍ ‍‌ ‌​‌ ​ ​‍‌‌​ ‌‌‌​​‍‌‌ ‌‍‍ ‌‍‌‌‌ ‍‌​‍‌‌​ ​ ‌​‌​​‍‌‌​ ​ ‌​‌​​‍‌‌​ ​‍​ ​‍‌‍​‍​ ‍​‌‍​‌​ ​ ‌‍‌​​ ‌‍​ ‌ ​ ​​‌‍​ ​ ​‌​ ​ ‌‍‌​​‍‌‌​ ​‍​ ​‍​‍‌‌​ ‌‌‌​‌​​‍ ‍‌‍​ ‌‍‍​‌‍‍‌‌‍ ​‌‍‌​‌ ​‍‌‍‌‌‌‍ ‍​‍‌‌​ ‌‌‌​​‍‌‌ ‌‍‍ ‌‍‌‌‌ ‍‌​‍‌‌​ ​ ‌​‌​​‍‌‌​ ​ ‌​‌​​‍‌‌​ ​‍​ ​‍‌‍​‍‌‍​‍​ ​‌‌‍​ ​ ​​​ ​​​ ​‍​ ​‌​ ‍​​ ​​​ ‌‍‌‍‌‍​‍‌‌​ ​‍​ ​‍​‍‌‌​ ‌‌‌​‌​​‍ ‍‌ ‌​‌‍‌‌‌ ‍​‌ ‌​​‍‌‍‌ ​​‌‍‌‌‌ ​‍‌ ​ ‌ ​​‌‍‌‌‌‍​ ‌ ‌​‌‍‍‌‌ ‌‍‌‍‌‌​ ‌‌ ​​‌ ‌‌‌‍​‍‌‍ ​‌‍‍‌‌ ​ ‌‍‍​‌‍‌‌‌‍‌​​‍​‍‌ ‌
1 cebollín​​​​‌ ‍ ​‍​‍‌‍ ‌ ​‍‌‍‍‌‌‍‌ ‌‍‍‌‌‍ ‍​‍​‍​ ‍‍​‍​‍‌ ​ ‌‍​‌‌‍ ‍‌‍‍‌‌ ‌​‌ ‍‌​‍ ‍‌‍‍‌‌‍ ​‍​‍​‍ ​​‍​‍‌‍‍​‌ ​‍‌‍‌‌‌‍‌‍​‍​‍​ ‍‍​‍​‍‌‍‍​‌ ‌​‌ ‌​‌ ​​‌ ​ ​ ‍‍​‍ ​‍ ‌ ‌​‌ ‌‌‌‍​ ‌‍​‌‌ ​​‌‍‌‌‌‍ ​​‍ ‍‌ ​ ‌‍​‌‌‍ ‍‌‍‍‌‌ ‌​‌ ‍‌​‍ ‍‌ ​ ‌ ‌​‌ ‌‌‌‍‌​‌‍‍‌‌‍ ​‍ ‌‍‍‌‌‍ ‍‌ ‌​‌‍‌‌‌‍ ‍‌ ‌​​‍ ‌‍‌‌‌‍‌​‌‍‍‌‌ ‌​​‍ ‌‍ ‌‌‍ ‌‍‌​‌‍‌‌​ ‌‌ ​​‌ ​‍‌‍‌‌‌ ​ ‌‍‌‌‌‍ ‍‌ ‌​‌‍​‌‌ ‌​‌‍‍‌‌‍ ‌‍ ‍​ ‍ ‌‍‍‌‌‍‌​​ ‌‌ ​‍‌‍‌‌‌‍​ ‌‍‍‌‌ ​​‌‍‌‌​‍ ‌​ ‌ ​ ‍​​ ​ ​ ‍​​ ‍ ‌ ‌​‌ ‍‌‌ ​​‌‍‌‌​ ‌‌ ​‍‌‍‌‌‌‍​ ‌‍‍‌‌ ​​‌‍‌‌​ ‍ ‌ ​​‌‍​‌‌ ‌​‌‍‍​​ ‌‌‍‍‌‌‍ ‍‌‍‌ ‌ ​‍‌‍‌‌‌‍‌​‌‍‍‌‌‍‌‌‌‍ ‍‌ ‌​‌ ​ ​‍‌‌​ ‌‌‌​​‍‌‌ ‌‍‍ ‌‍‌‌‌ ‍‌​‍‌‌​ ​ ‌​‌​​‍‌‌​ ​ ‌​‌​​‍‌‌​ ​‍​ ​‍​ ‌​​ ‌​​ ‌ ​ ‌‍​ ‌‍‌‍​ ‌‍​‍​ ​​​ ‍‌‌‍‌​‌‍​ ‌‍​ ​‍‌‌​ ​‍​ ​‍​‍‌‌​ ‌‌‌​‌​​‍ ‍‌‍​ ‌‍‍​‌‍‍‌‌‍ ​‌‍‌​‌ ​‍‌‍‌‌‌‍ ‍​‍‌‌​ ‌‌‌​​‍‌‌ ‌‍‍ ‌‍‌‌‌ ‍‌​‍‌‌​ ​ ‌​‌​​‍‌‌​ ​ ‌​‌​​‍‌‌​ ​‍​ ​‍​ ‍​​ ‍‌‌‍‌‌​ ‍‌​ ‌‍‌‍​ ‌‍‌‍​ ‍​​ ​‍​ ‌ ‌‍‌‌​ ​‌​‍‌‌​ ​‍​ ​‍​‍‌‌​ ‌‌‌​‌​​‍ ‍‌ ‌​‌‍‌‌‌ ‍​‌ ‌​​ ‌‍​‍‌‍​‌‌ ​ ‌‍‌‌‌‌‌‌‌ ​‍‌‍ ​​ ‌‌‍‍​‌ ‌​‌ ‌​‌ ​​‌ ​ ​‍‌‌​ ​ ‌​​‌​‍‌‌​ ​‍‌​‌‍​‍‌‌​ ​‍‌​‌‍‌ ‌​‌ ‌‌‌‍​ ‌‍​‌‌ ​​‌‍‌‌‌‍ ​​‍ ‍‌ ​ ‌‍​‌‌‍ ‍‌‍‍‌‌ ‌​‌ ‍‌​‍ ‍‌ ​ ‌ ‌​‌ ‌‌‌‍‌​‌‍‍‌‌‍ ​‍‌‍‌‍‍‌‌‍‌​​ ‌‌ ​‍‌‍‌‌‌‍​ ‌‍‍‌‌ ​​‌‍‌‌​‍ ‌​ ‌ ​ ‍​​ ​ ​ ‍​​‍‌‍‌ ‌​‌ ‍‌‌ ​​‌‍‌‌​ ‌‌ ​‍‌‍‌‌‌‍​ ‌‍‍‌‌ ​​‌‍‌‌​‍‌‍‌ ​​‌‍​‌‌ ‌​‌‍‍​​ ‌‌‍‍‌‌‍ ‍‌‍‌ ‌ ​‍‌‍‌‌‌‍‌​‌‍‍‌‌‍‌‌‌‍ ‍‌ ‌​‌ ​ ​‍‌‌​ ‌‌‌​​‍‌‌ ‌‍‍ ‌‍‌‌‌ ‍‌​‍‌‌​ ​ ‌​‌​​‍‌‌​ ​ ‌​‌​​‍‌‌​ ​‍​ ​‍​ ‌​​ ‌​​ ‌ ​ ‌‍​ ‌‍‌‍​ ‌‍​‍​ ​​​ ‍‌‌‍‌​‌‍​ ‌‍​ ​‍‌‌​ ​‍​ ​‍​‍‌‌​ ‌‌‌​‌​​‍ ‍‌‍​ ‌‍‍​‌‍‍‌‌‍ ​‌‍‌​‌ ​‍‌‍‌‌‌‍ ‍​‍‌‌​ ‌‌‌​​‍‌‌ ‌‍‍ ‌‍‌‌‌ ‍‌​‍‌‌​ ​ ‌​‌​​‍‌‌​ ​ ‌​‌​​‍‌‌​ ​‍​ ​‍​ ‍​​ ‍‌‌‍‌‌​ ‍‌​ ‌‍‌‍​ ‌‍‌‍​ ‍​​ ​‍​ ‌ ‌‍‌‌​ ​‌​‍‌‌​ ​‍​ ​‍​‍‌‌​ ‌‌‌​‌​​‍ ‍‌ ‌​‌‍‌‌‌ ‍​‌ ‌​​‍‌‍‌ ​​‌‍‌‌‌ ​‍‌ ​ ‌ ​​‌‍‌‌‌‍​ ‌ ‌​‌‍‍‌‌ ‌‍‌‍‌‌​ ‌‌ ​​‌ ‌‌‌‍​‍‌‍ ​‌‍‍‌‌ ​ ‌‍‍​‌‍‌‌‌‍‌​​‍​‍‌ ‌
½ pimentón​​​​‌ ‍ ​‍​‍‌‍ ‌ ​‍‌‍‍‌‌‍‌ ‌‍‍‌‌‍ ‍​‍​‍​ ‍‍​‍​‍‌ ​ ‌‍​‌‌‍ ‍‌‍‍‌‌ ‌​‌ ‍‌​‍ ‍‌‍‍‌‌‍ ​‍​‍​‍ ​​‍​‍‌‍‍​‌ ​‍‌‍‌‌‌‍‌‍​‍​‍​ ‍‍​‍​‍‌‍‍​‌ ‌​‌ ‌​‌ ​​‌ ​ ​ ‍‍​‍ ​‍ ‌ ‌​‌ ‌‌‌‍​ ‌‍​‌‌ ​​‌‍‌‌‌‍ ​​‍ ‍‌ ​ ‌‍​‌‌‍ ‍‌‍‍‌‌ ‌​‌ ‍‌​‍ ‍‌ ​ ‌ ‌​‌ ‌‌‌‍‌​‌‍‍‌‌‍ ​‍ ‌‍‍‌‌‍ ‍‌ ‌​‌‍‌‌‌‍ ‍‌ ‌​​‍ ‌‍‌‌‌‍‌​‌‍‍‌‌ ‌​​‍ ‌‍ ‌‌‍ ‌‍‌​‌‍‌‌​ ‌‌ ​​‌ ​‍‌‍‌‌‌ ​ ‌‍‌‌‌‍ ‍‌ ‌​‌‍​‌‌ ‌​‌‍‍‌‌‍ ‌‍ ‍​ ‍ ‌‍‍‌‌‍‌​​ ‌‌ ​‍‌‍‌‌‌‍​ ‌‍‍‌‌ ​​‌‍‌‌​‍ ‌​ ‌ ​ ‍​​ ​ ​ ‍​​ ‍ ‌ ‌​‌ ‍‌‌ ​​‌‍‌‌​ ‌‌ ​‍‌‍‌‌‌‍​ ‌‍‍‌‌ ​​‌‍‌‌​ ‍ ‌ ​​‌‍​‌‌ ‌​‌‍‍​​ ‌‌‍‍‌‌‍ ‍‌‍‌ ‌ ​‍‌‍‌‌‌‍‌​‌‍‍‌‌‍‌‌‌‍ ‍‌ ‌​‌ ​ ​‍‌‌​ ‌‌‌​​‍‌‌ ‌‍‍ ‌‍‌‌‌ ‍‌​‍‌‌​ ​ ‌​‌​​‍‌‌​ ​ ‌​‌​​‍‌‌​ ​‍​ ​‍​ ‍​‌‍​ ​ ‍‌​ ‌‍​ ​ ​ ‍‌​ ‍‌​ ​ ‌‍‌​‌‍​‍​ ‍​​ ​‍​‍‌‌​ ​‍​ ​‍​‍‌‌​ ‌‌‌​‌​​‍ ‍‌‍​ ‌‍‍​‌‍‍‌‌‍ ​‌‍‌​‌ ​‍‌‍‌‌‌‍ ‍​‍‌‌​ ‌‌‌​​‍‌‌ ‌‍‍ ‌‍‌‌‌ ‍‌​‍‌‌​ ​ ‌​‌​​‍‌‌​ ​ ‌​‌​​‍‌‌​ ​‍​ ​‍‌‍​‍​ ‍‌‌‍‌​‌‍‌‍​ ‌​​ ​‌​ ​‌​ ‌‌​ ‌‍‌‍​‍​ ‍‌‌‍​‌​‍‌‌​ ​‍​ ​‍​‍‌‌​ ‌‌‌​‌​​‍ ‍‌ ‌​‌‍‌‌‌ ‍​‌ ‌​​ ‌‍​‍‌‍​‌‌ ​ ‌‍‌‌‌‌‌‌‌ ​‍‌‍ ​​ ‌‌‍‍​‌ ‌​‌ ‌​‌ ​​‌ ​ ​‍‌‌​ ​ ‌​​‌​‍‌‌​ ​‍‌​‌‍​‍‌‌​ ​‍‌​‌‍‌ ‌​‌ ‌‌‌‍​ ‌‍​‌‌ ​​‌‍‌‌‌‍ ​​‍ ‍‌ ​ ‌‍​‌‌‍ ‍‌‍‍‌‌ ‌​‌ ‍‌​‍ ‍‌ ​ ‌ ‌​‌ ‌‌‌‍‌​‌‍‍‌‌‍ ​‍‌‍‌‍‍‌‌‍‌​​ ‌‌ ​‍‌‍‌‌‌‍​ ‌‍‍‌‌ ​​‌‍‌‌​‍ ‌​ ‌ ​ ‍​​ ​ ​ ‍​​‍‌‍‌ ‌​‌ ‍‌‌ ​​‌‍‌‌​ ‌‌ ​‍‌‍‌‌‌‍​ ‌‍‍‌‌ ​​‌‍‌‌​‍‌‍‌ ​​‌‍​‌‌ ‌​‌‍‍​​ ‌‌‍‍‌‌‍ ‍‌‍‌ ‌ ​‍‌‍‌‌‌‍‌​‌‍‍‌‌‍‌‌‌‍ ‍‌ ‌​‌ ​ ​‍‌‌​ ‌‌‌​​‍‌‌ ‌‍‍ ‌‍‌‌‌ ‍‌​‍‌‌​ ​ ‌​‌​​‍‌‌​ ​ ‌​‌​​‍‌‌​ ​‍​ ​‍​ ‍​‌‍​ ​ ‍‌​ ‌‍​ ​ ​ ‍‌​ ‍‌​ ​ ‌‍‌​‌‍​‍​ ‍​​ ​‍​‍‌‌​ ​‍​ ​‍​‍‌‌​ ‌‌‌​‌​​‍ ‍‌‍​ ‌‍‍​‌‍‍‌‌‍ ​‌‍‌​‌ ​‍‌‍‌‌‌‍ ‍​‍‌‌​ ‌‌‌​​‍‌‌ ‌‍‍ ‌‍‌‌‌ ‍‌​‍‌‌​ ​ ‌​‌​​‍‌‌​ ​ ‌​‌​​‍‌‌​ ​‍​ ​‍‌‍​‍​ ‍‌‌‍‌​‌‍‌‍​ ‌​​ ​‌​ ​‌​ ‌‌​ ‌‍‌‍​‍​ ‍‌‌‍​‌​‍‌‌​ ​‍​ ​‍​‍‌‌​ ‌‌‌​‌​​‍ ‍‌ ‌​‌‍‌‌‌ ‍​‌ ‌​​‍‌‍‌ ​​‌‍‌‌‌ ​‍‌ ​ ‌ ​​‌‍‌‌‌‍​ ‌ ‌​‌‍‍‌‌ ‌‍‌‍‌‌​ ‌‌ ​​‌ ‌‌‌‍​‍‌‍ ​‌‍‍‌‌ ​ ‌‍‍​‌‍‌‌‌‍‌​​‍​‍‌ ‌
1 taza de choclo cocido​​​​‌ ‍ ​‍​‍‌‍ ‌ ​‍‌‍‍‌‌‍‌ ‌‍‍‌‌‍ ‍​‍​‍​ ‍‍​‍​‍‌ ​ ‌‍​‌‌‍ ‍‌‍‍‌‌ ‌​‌ ‍‌​‍ ‍‌‍‍‌‌‍ ​‍​‍​‍ ​​‍​‍‌‍‍​‌ ​‍‌‍‌‌‌‍‌‍​‍​‍​ ‍‍​‍​‍‌‍‍​‌ ‌​‌ ‌​‌ ​​‌ ​ ​ ‍‍​‍ ​‍ ‌ ‌​‌ ‌‌‌‍​ ‌‍​‌‌ ​​‌‍‌‌‌‍ ​​‍ ‍‌ ​ ‌‍​‌‌‍ ‍‌‍‍‌‌ ‌​‌ ‍‌​‍ ‍‌ ​ ‌ ‌​‌ ‌‌‌‍‌​‌‍‍‌‌‍ ​‍ ‌‍‍‌‌‍ ‍‌ ‌​‌‍‌‌‌‍ ‍‌ ‌​​‍ ‌‍‌‌‌‍‌​‌‍‍‌‌ ‌​​‍ ‌‍ ‌‌‍ ‌‍‌​‌‍‌‌​ ‌‌ ​​‌ ​‍‌‍‌‌‌ ​ ‌‍‌‌‌‍ ‍‌ ‌​‌‍​‌‌ ‌​‌‍‍‌‌‍ ‌‍ ‍​ ‍ ‌‍‍‌‌‍‌​​ ‌‌ ​‍‌‍‌‌‌‍​ ‌‍‍‌‌ ​​‌‍‌‌​‍ ‌​ ‌ ​ ‍​​ ​ ​ ‍​​ ‍ ‌ ‌​‌ ‍‌‌ ​​‌‍‌‌​ ‌‌ ​‍‌‍‌‌‌‍​ ‌‍‍‌‌ ​​‌‍‌‌​ ‍ ‌ ​​‌‍​‌‌ ‌​‌‍‍​​ ‌‌‍‍‌‌‍ ‍‌‍‌ ‌ ​‍‌‍‌‌‌‍‌​‌‍‍‌‌‍‌‌‌‍ ‍‌ ‌​‌ ​ ​‍‌‌​ ‌‌‌​​‍‌‌ ‌‍‍ ‌‍‌‌‌ ‍‌​‍‌‌​ ​ ‌​‌​​‍‌‌​ ​ ‌​‌​​‍‌‌​ ​‍​ ​‍‌‍‌​‌‍‌‍‌‍‌‍‌‍​‌‌‍​‌‌‍‌‍‌‍‌‍‌‍​ ​ ‍​​ ‌‍‌‍​‍​ ‌‌​‍‌‌​ ​‍​ ​‍​‍‌‌​ ‌‌‌​‌​​‍ ‍‌‍​ ‌‍‍​‌‍‍‌‌‍ ​‌‍‌​‌ ​‍‌‍‌‌‌‍ ‍​‍‌‌​ ‌‌‌​​‍‌‌ ‌‍‍ ‌‍‌‌‌ ‍‌​‍‌‌​ ​ ‌​‌​​‍‌‌​ ​ ‌​‌​​‍‌‌​ ​‍​ ​‍​ ‌​‌‍‌‍​ ​‍​ ‍​‌‍‌‍‌‍‌‍​ ‌ ‌‍‌‌​ ‌‍​ ‌​​ ​​‌‍‌​​‍‌‌​ ​‍​ ​‍​‍‌‌​ ‌‌‌​‌​​‍ ‍‌ ‌​‌‍‌‌‌ ‍​‌ ‌​​ ‌‍​‍‌‍​‌‌ ​ ‌‍‌‌‌‌‌‌‌ ​‍‌‍ ​​ ‌‌‍‍​‌ ‌​‌ ‌​‌ ​​‌ ​ ​‍‌‌​ ​ ‌​​‌​‍‌‌​ ​‍‌​‌‍​‍‌‌​ ​‍‌​‌‍‌ ‌​‌ ‌‌‌‍​ ‌‍​‌‌ ​​‌‍‌‌‌‍ ​​‍ ‍‌ ​ ‌‍​‌‌‍ ‍‌‍‍‌‌ ‌​‌ ‍‌​‍ ‍‌ ​ ‌ ‌​‌ ‌‌‌‍‌​‌‍‍‌‌‍ ​‍‌‍‌‍‍‌‌‍‌​​ ‌‌ ​‍‌‍‌‌‌‍​ ‌‍‍‌‌ ​​‌‍‌‌​‍ ‌​ ‌ ​ ‍​​ ​ ​ ‍​​‍‌‍‌ ‌​‌ ‍‌‌ ​​‌‍‌‌​ ‌‌ ​‍‌‍‌‌‌‍​ ‌‍‍‌‌ ​​‌‍‌‌​‍‌‍‌ ​​‌‍​‌‌ ‌​‌‍‍​​ ‌‌‍‍‌‌‍ ‍‌‍‌ ‌ ​‍‌‍‌‌‌‍‌​‌‍‍‌‌‍‌‌‌‍ ‍‌ ‌​‌ ​ ​‍‌‌​ ‌‌‌​​‍‌‌ ‌‍‍ ‌‍‌‌‌ ‍‌​‍‌‌​ ​ ‌​‌​​‍‌‌​ ​ ‌​‌​​‍‌‌​ ​‍​ ​‍‌‍‌​‌‍‌‍‌‍‌‍‌‍​‌‌‍​‌‌‍‌‍‌‍‌‍‌‍​ ​ ‍​​ ‌‍‌‍​‍​ ‌‌​‍‌‌​ ​‍​ ​‍​‍‌‌​ ‌‌‌​‌​​‍ ‍‌‍​ ‌‍‍​‌‍‍‌‌‍ ​‌‍‌​‌ ​‍‌‍‌‌‌‍ ‍​‍‌‌​ ‌‌‌​​‍‌‌ ‌‍‍ ‌‍‌‌‌ ‍‌​‍‌‌​ ​ ‌​‌​​‍‌‌​ ​ ‌​‌​​‍‌‌​ ​‍​ ​‍​ ‌​‌‍‌‍​ ​‍​ ‍​‌‍‌‍‌‍‌‍​ ‌ ‌‍‌‌​ ‌‍​ ‌​​ ​​‌‍‌​​‍‌‌​ ​‍​ ​‍​‍‌‌​ ‌‌‌​‌​​‍ ‍‌ ‌​‌‍‌‌‌ ‍​‌ ‌​​‍‌‍‌ ​​‌‍‌‌‌ ​‍‌ ​ ‌ ​​‌‍‌‌‌‍​ ‌ ‌​‌‍‍‌‌ ‌‍‌‍‌‌​ ‌‌ ​​‌ ‌‌‌‍​‍‌‍ ​‌‍‍‌‌ ​ ‌‍‍​‌‍‌‌‌‍‌​​‍​‍‌ ‌
½ taza de aceitunas picadas en rodajas​​​​‌ ‍ ​‍​‍‌‍ ‌ ​‍‌‍‍‌‌‍‌ ‌‍‍‌‌‍ ‍​‍​‍​ ‍‍​‍​‍‌ ​ ‌‍​‌‌‍ ‍‌‍‍‌‌ ‌​‌ ‍‌​‍ ‍‌‍‍‌‌‍ ​‍​‍​‍ ​​‍​‍‌‍‍​‌ ​‍‌‍‌‌‌‍‌‍​‍​‍​ ‍‍​‍​‍‌‍‍​‌ ‌​‌ ‌​‌ ​​‌ ​ ​ ‍‍​‍ ​‍ ‌ ‌​‌ ‌‌‌‍​ ‌‍​‌‌ ​​‌‍‌‌‌‍ ​​‍ ‍‌ ​ ‌‍​‌‌‍ ‍‌‍‍‌‌ ‌​‌ ‍‌​‍ ‍‌ ​ ‌ ‌​‌ ‌‌‌‍‌​‌‍‍‌‌‍ ​‍ ‌‍‍‌‌‍ ‍‌ ‌​‌‍‌‌‌‍ ‍‌ ‌​​‍ ‌‍‌‌‌‍‌​‌‍‍‌‌ ‌​​‍ ‌‍ ‌‌‍ ‌‍‌​‌‍‌‌​ ‌‌ ​​‌ ​‍‌‍‌‌‌ ​ ‌‍‌‌‌‍ ‍‌ ‌​‌‍​‌‌ ‌​‌‍‍‌‌‍ ‌‍ ‍​ ‍ ‌‍‍‌‌‍‌​​ ‌‌ ​‍‌‍‌‌‌‍​ ‌‍‍‌‌ ​​‌‍‌‌​‍ ‌​ ‌ ​ ‍​​ ​ ​ ‍​​ ‍ ‌ ‌​‌ ‍‌‌ ​​‌‍‌‌​ ‌‌ ​‍‌‍‌‌‌‍​ ‌‍‍‌‌ ​​‌‍‌‌​ ‍ ‌ ​​‌‍​‌‌ ‌​‌‍‍​​ ‌‌‍‍‌‌‍ ‍‌‍‌ ‌ ​‍‌‍‌‌‌‍‌​‌‍‍‌‌‍‌‌‌‍ ‍‌ ‌​‌ ​ ​‍‌‌​ ‌‌‌​​‍‌‌ ‌‍‍ ‌‍‌‌‌ ‍‌​‍‌‌​ ​ ‌​‌​​‍‌‌​ ​ ‌​‌​​‍‌‌​ ​‍​ ​‍‌‍‌‌​ ‌ ​ ‍‌​ ​‍‌‍​‌‌‍‌‍‌‍​ ​ ​​‌‍​‌‌‍​‍‌‍​‌​ ‍‌​‍‌‌​ ​‍​ ​‍​‍‌‌​ ‌‌‌​‌​​‍ ‍‌‍​ ‌‍‍​‌‍‍‌‌‍ ​‌‍‌​‌ ​‍‌‍‌‌‌‍ ‍​‍‌‌​ ‌‌‌​​‍‌‌ ‌‍‍ ‌‍‌‌‌ ‍‌​‍‌‌​ ​ ‌​‌​​‍‌‌​ ​ ‌​‌​​‍‌‌​ ​‍​ ​‍‌‍​ ​ ​‍‌‍​ ​ ‌‌​ ​ ​ ‌​​ ‌‍‌‍​‌‌‍​‍‌‍​‌‌‍​ ​ ​‍​‍‌‌​ ​‍​ ​‍​‍‌‌​ ‌‌‌​‌​​‍ ‍‌ ‌​‌‍‌‌‌ ‍​‌ ‌​​ ‌‍​‍‌‍​‌‌ ​ ‌‍‌‌‌‌‌‌‌ ​‍‌‍ ​​ ‌‌‍‍​‌ ‌​‌ ‌​‌ ​​‌ ​ ​‍‌‌​ ​ ‌​​‌​‍‌‌​ ​‍‌​‌‍​‍‌‌​ ​‍‌​‌‍‌ ‌​‌ ‌‌‌‍​ ‌‍​‌‌ ​​‌‍‌‌‌‍ ​​‍ ‍‌ ​ ‌‍​‌‌‍ ‍‌‍‍‌‌ ‌​‌ ‍‌​‍ ‍‌ ​ ‌ ‌​‌ ‌‌‌‍‌​‌‍‍‌‌‍ ​‍‌‍‌‍‍‌‌‍‌​​ ‌‌ ​‍‌‍‌‌‌‍​ ‌‍‍‌‌ ​​‌‍‌‌​‍ ‌​ ‌ ​ ‍​​ ​ ​ ‍​​‍‌‍‌ ‌​‌ ‍‌‌ ​​‌‍‌‌​ ‌‌ ​‍‌‍‌‌‌‍​ ‌‍‍‌‌ ​​‌‍‌‌​‍‌‍‌ ​​‌‍​‌‌ ‌​‌‍‍​​ ‌‌‍‍‌‌‍ ‍‌‍‌ ‌ ​‍‌‍‌‌‌‍‌​‌‍‍‌‌‍‌‌‌‍ ‍‌ ‌​‌ ​ ​‍‌‌​ ‌‌‌​​‍‌‌ ‌‍‍ ‌‍‌‌‌ ‍‌​‍‌‌​ ​ ‌​‌​​‍‌‌​ ​ ‌​‌​​‍‌‌​ ​‍​ ​‍‌‍‌‌​ ‌ ​ ‍‌​ ​‍‌‍​‌‌‍‌‍‌‍​ ​ ​​‌‍​‌‌‍​‍‌‍​‌​ ‍‌​‍‌‌​ ​‍​ ​‍​‍‌‌​ ‌‌‌​‌​​‍ ‍‌‍​ ‌‍‍​‌‍‍‌‌‍ ​‌‍‌​‌ ​‍‌‍‌‌‌‍ ‍​‍‌‌​ ‌‌‌​​‍‌‌ ‌‍‍ ‌‍‌‌‌ ‍‌​‍‌‌​ ​ ‌​‌​​‍‌‌​ ​ ‌​‌​​‍‌‌​ ​‍​ ​‍‌‍​ ​ ​‍‌‍​ ​ ‌‌​ ​ ​ ‌​​ ‌‍‌‍​‌‌‍​‍‌‍​‌‌‍​ ​ ​‍​‍‌‌​ ​‍​ ​‍​‍‌‌​ ‌‌‌​‌​​‍ ‍‌ ‌​‌‍‌‌‌ ‍​‌ ‌​​‍‌‍‌ ​​‌‍‌‌‌ ​‍‌ ​ ‌ ​​‌‍‌‌‌‍​ ‌ ‌​‌‍‍‌‌ ‌‍‌‍‌‌​ ‌‌ ​​‌ ‌‌‌‍​‍‌‍ ​‌‍‍‌‌ ​ ‌‍‍​‌‍‌‌‌‍‌​​‍​‍‌ ‌
1 pote o caja de queso crema suave​​​​‌ ‍ ​‍​‍‌‍ ‌ ​‍‌‍‍‌‌‍‌ ‌‍‍‌‌‍ ‍​‍​‍​ ‍‍​‍​‍‌ ​ ‌‍​‌‌‍ ‍‌‍‍‌‌ ‌​‌ ‍‌​‍ ‍‌‍‍‌‌‍ ​‍​‍​‍ ​​‍​‍‌‍‍​‌ ​‍‌‍‌‌‌‍‌‍​‍​‍​ ‍‍​‍​‍‌‍‍​‌ ‌​‌ ‌​‌ ​​‌ ​ ​ ‍‍​‍ ​‍ ‌ ‌​‌ ‌‌‌‍​ ‌‍​‌‌ ​​‌‍‌‌‌‍ ​​‍ ‍‌ ​ ‌‍​‌‌‍ ‍‌‍‍‌‌ ‌​‌ ‍‌​‍ ‍‌ ​ ‌ ‌​‌ ‌‌‌‍‌​‌‍‍‌‌‍ ​‍ ‌‍‍‌‌‍ ‍‌ ‌​‌‍‌‌‌‍ ‍‌ ‌​​‍ ‌‍‌‌‌‍‌​‌‍‍‌‌ ‌​​‍ ‌‍ ‌‌‍ ‌‍‌​‌‍‌‌​ ‌‌ ​​‌ ​‍‌‍‌‌‌ ​ ‌‍‌‌‌‍ ‍‌ ‌​‌‍​‌‌ ‌​‌‍‍‌‌‍ ‌‍ ‍​ ‍ ‌‍‍‌‌‍‌​​ ‌‌ ​‍‌‍‌‌‌‍​ ‌‍‍‌‌ ​​‌‍‌‌​‍ ‌​ ‌ ​ ‍​​ ​ ​ ‍​​ ‍ ‌ ‌​‌ ‍‌‌ ​​‌‍‌‌​ ‌‌ ​‍‌‍‌‌‌‍​ ‌‍‍‌‌ ​​‌‍‌‌​ ‍ ‌ ​​‌‍​‌‌ ‌​‌‍‍​​ ‌‌‍‍‌‌‍ ‍‌‍‌ ‌ ​‍‌‍‌‌‌‍‌​‌‍‍‌‌‍‌‌‌‍ ‍‌ ‌​‌ ​ ​‍‌‌​ ‌‌‌​​‍‌‌ ‌‍‍ ‌‍‌‌‌ ‍‌​‍‌‌​ ​ ‌​‌​​‍‌‌​ ​ ‌​‌​​‍‌‌​ ​‍​ ​‍‌‍​‌​ ‌ ​ ​‍​ ​‍​ ​‍‌‍‌‌​ ‌‍‌‍‌​​ ​ ‌‍‌‍​ ‌ ‌‍‌​​‍‌‌​ ​‍​ ​‍​‍‌‌​ ‌‌‌​‌​​‍ ‍‌‍​ ‌‍‍​‌‍‍‌‌‍ ​‌‍‌​‌ ​‍‌‍‌‌‌‍ ‍​‍‌‌​ ‌‌‌​​‍‌‌ ‌‍‍ ‌‍‌‌‌ ‍‌​‍‌‌​ ​ ‌​‌​​‍‌‌​ ​ ‌​‌​​‍‌‌​ ​‍​ ​‍‌‍‌‍‌‍​‌‌‍‌​‌‍‌​‌‍​‌‌‍​‍​ ​‌​ ‍​‌‍​ ​ ‍‌‌‍‌‍​ ‌‍​‍‌‌​ ​‍​ ​‍​‍‌‌​ ‌‌‌​‌​​‍ ‍‌ ‌​‌‍‌‌‌ ‍​‌ ‌​​ ‌‍​‍‌‍​‌‌ ​ ‌‍‌‌‌‌‌‌‌ ​‍‌‍ ​​ ‌‌‍‍​‌ ‌​‌ ‌​‌ ​​‌ ​ ​‍‌‌​ ​ ‌​​‌​‍‌‌​ ​‍‌​‌‍​‍‌‌​ ​‍‌​‌‍‌ ‌​‌ ‌‌‌‍​ ‌‍​‌‌ ​​‌‍‌‌‌‍ ​​‍ ‍‌ ​ ‌‍​‌‌‍ ‍‌‍‍‌‌ ‌​‌ ‍‌​‍ ‍‌ ​ ‌ ‌​‌ ‌‌‌‍‌​‌‍‍‌‌‍ ​‍‌‍‌‍‍‌‌‍‌​​ ‌‌ ​‍‌‍‌‌‌‍​ ‌‍‍‌‌ ​​‌‍‌‌​‍ ‌​ ‌ ​ ‍​​ ​ ​ ‍​​‍‌‍‌ ‌​‌ ‍‌‌ ​​‌‍‌‌​ ‌‌ ​‍‌‍‌‌‌‍​ ‌‍‍‌‌ ​​‌‍‌‌​‍‌‍‌ ​​‌‍​‌‌ ‌​‌‍‍​​ ‌‌‍‍‌‌‍ ‍‌‍‌ ‌ ​‍‌‍‌‌‌‍‌​‌‍‍‌‌‍‌‌‌‍ ‍‌ ‌​‌ ​ ​‍‌‌​ ‌‌‌​​‍‌‌ ‌‍‍ ‌‍‌‌‌ ‍‌​‍‌‌​ ​ ‌​‌​​‍‌‌​ ​ ‌​‌​​‍‌‌​ ​‍​ ​‍‌‍​‌​ ‌ ​ ​‍​ ​‍​ ​‍‌‍‌‌​ ‌‍‌‍‌​​ ​ ‌‍‌‍​ ‌ ‌‍‌​​‍‌‌​ ​‍​ ​‍​‍‌‌​ ‌‌‌​‌​​‍ ‍‌‍​ ‌‍‍​‌‍‍‌‌‍ ​‌‍‌​‌ ​‍‌‍‌‌‌‍ ‍​‍‌‌​ ‌‌‌​​‍‌‌ ‌‍‍ ‌‍‌‌‌ ‍‌​‍‌‌​ ​ ‌​‌​​‍‌‌​ ​ ‌​‌​​‍‌‌​ ​‍​ ​‍‌‍‌‍‌‍​‌‌‍‌​‌‍‌​‌‍​‌‌‍​‍​ ​‌​ ‍​‌‍​ ​ ‍‌‌‍‌‍​ ‌‍​‍‌‌​ ​‍​ ​‍​‍‌‌​ ‌‌‌​‌​​‍ ‍‌ ‌​‌‍‌‌‌ ‍​‌ ‌​​‍‌‍‌ ​​‌‍‌‌‌ ​‍‌ ​ ‌ ​​‌‍‌‌‌‍​ ‌ ‌​‌‍‍‌‌ ‌‍‌‍‌‌​ ‌‌ ​​‌ ‌‌‌‍​‍‌‍ ​‌‍‍‌‌ ​ ‌‍‍​‌‍‌‌‌‍‌​​‍​‍‌ ‌
Soja​​​​‌ ‍ ​‍​‍‌‍ ‌ ​‍‌‍‍‌‌‍‌ ‌‍‍‌‌‍ ‍​‍​‍​ ‍‍​‍​‍‌ ​ ‌‍​‌‌‍ ‍‌‍‍‌‌ ‌​‌ ‍‌​‍ ‍‌‍‍‌‌‍ ​‍​‍​‍ ​​‍​‍‌‍‍​‌ ​‍‌‍‌‌‌‍‌‍​‍​‍​ ‍‍​‍​‍‌‍‍​‌ ‌​‌ ‌​‌ ​​‌ ​ ​ ‍‍​‍ ​‍ ‌ ‌​‌ ‌‌‌‍​ ‌‍​‌‌ ​​‌‍‌‌‌‍ ​​‍ ‍‌ ​ ‌‍​‌‌‍ ‍‌‍‍‌‌ ‌​‌ ‍‌​‍ ‍‌ ​ ‌ ‌​‌ ‌‌‌‍‌​‌‍‍‌‌‍ ​‍ ‌‍‍‌‌‍ ‍‌ ‌​‌‍‌‌‌‍ ‍‌ ‌​​‍ ‌‍‌‌‌‍‌​‌‍‍‌‌ ‌​​‍ ‌‍ ‌‌‍ ‌‍‌​‌‍‌‌​ ‌‌ ​​‌ ​‍‌‍‌‌‌ ​ ‌‍‌‌‌‍ ‍‌ ‌​‌‍​‌‌ ‌​‌‍‍‌‌‍ ‌‍ ‍​ ‍ ‌‍‍‌‌‍‌​​ ‌‌ ​‍‌‍‌‌‌‍​ ‌‍‍‌‌ ​​‌‍‌‌​‍ ‌​ ‌ ​ ‍​​ ​ ​ ‍​​ ‍ ‌ ‌​‌ ‍‌‌ ​​‌‍‌‌​ ‌‌ ​‍‌‍‌‌‌‍​ ‌‍‍‌‌ ​​‌‍‌‌​ ‍ ‌ ​​‌‍​‌‌ ‌​‌‍‍​​ ‌‌‍‍‌‌‍ ‍‌‍‌ ‌ ​‍‌‍‌‌‌‍‌​‌‍‍‌‌‍‌‌‌‍ ‍‌ ‌​‌ ​ ​‍‌‌​ ‌‌‌​​‍‌‌ ‌‍‍ ‌‍‌‌‌ ‍‌​‍‌‌​ ​ ‌​‌​​‍‌‌​ ​ ‌​‌​​‍‌‌​ ​‍​ ​‍​ ‍​​ ​​​ ‌ ​ ‌​​ ‍‌​ ‌ ‌‍​‌​ ​‌‌‍​‍‌‍‌‍‌‍‌​​ ​ ​‍‌‌​ ​‍​ ​‍​‍‌‌​ ‌‌‌​‌​​‍ ‍‌‍​ ‌‍‍​‌‍‍‌‌‍ ​‌‍‌​‌ ​‍‌‍‌‌‌‍ ‍​‍‌‌​ ‌‌‌​​‍‌‌ ‌‍‍ ‌‍‌‌‌ ‍‌​‍‌‌​ ​ ‌​‌​​‍‌‌​ ​ ‌​‌​​‍‌‌​ ​‍​ ​‍​ ‍​​ ​​​ ​ ​ ‌ ‌‍​ ​ ​ ‌‍‌‍​ ‌ ‌‍‌​‌‍​‍​ ​​‌‍‌‍​‍‌‌​ ​‍​ ​‍​‍‌‌​ ‌‌‌​‌​​‍ ‍‌ ‌​‌‍‌‌‌ ‍​‌ ‌​​ ‌‍​‍‌‍​‌‌ ​ ‌‍‌‌‌‌‌‌‌ ​‍‌‍ ​​ ‌‌‍‍​‌ ‌​‌ ‌​‌ ​​‌ ​ ​‍‌‌​ ​ ‌​​‌​‍‌‌​ ​‍‌​‌‍​‍‌‌​ ​‍‌​‌‍‌ ‌​‌ ‌‌‌‍​ ‌‍​‌‌ ​​‌‍‌‌‌‍ ​​‍ ‍‌ ​ ‌‍​‌‌‍ ‍‌‍‍‌‌ ‌​‌ ‍‌​‍ ‍‌ ​ ‌ ‌​‌ ‌‌‌‍‌​‌‍‍‌‌‍ ​‍‌‍‌‍‍‌‌‍‌​​ ‌‌ ​‍‌‍‌‌‌‍​ ‌‍‍‌‌ ​​‌‍‌‌​‍ ‌​ ‌ ​ ‍​​ ​ ​ ‍​​‍‌‍‌ ‌​‌ ‍‌‌ ​​‌‍‌‌​ ‌‌ ​‍‌‍‌‌‌‍​ ‌‍‍‌‌ ​​‌‍‌‌​‍‌‍‌ ​​‌‍​‌‌ ‌​‌‍‍​​ ‌‌‍‍‌‌‍ ‍‌‍‌ ‌ ​‍‌‍‌‌‌‍‌​‌‍‍‌‌‍‌‌‌‍ ‍‌ ‌​‌ ​ ​‍‌‌​ ‌‌‌​​‍‌‌ ‌‍‍ ‌‍‌‌‌ ‍‌​‍‌‌​ ​ ‌​‌​​‍‌‌​ ​ ‌​‌​​‍‌‌​ ​‍​ ​‍​ ‍​​ ​​​ ‌ ​ ‌​​ ‍‌​ ‌ ‌‍​‌​ ​‌‌‍​‍‌‍‌‍‌‍‌​​ ​ ​‍‌‌​ ​‍​ ​‍​‍‌‌​ ‌‌‌​‌​​‍ ‍‌‍​ ‌‍‍​‌‍‍‌‌‍ ​‌‍‌​‌ ​‍‌‍‌‌‌‍ ‍​‍‌‌​ ‌‌‌​​‍‌‌ ‌‍‍ ‌‍‌‌‌ ‍‌​‍‌‌​ ​ ‌​‌​​‍‌‌​ ​ ‌​‌​​‍‌‌​ ​‍​ ​‍​ ‍​​ ​​​ ​ ​ ‌ ‌‍​ ​ ​ ‌‍‌‍​ ‌ ‌‍‌​‌‍​‍​ ​​‌‍‌‍​‍‌‌​ ​‍​ ​‍​‍‌‌​ ‌‌‌​‌​​‍ ‍‌ ‌​‌‍‌‌‌ ‍​‌ ‌​​‍‌‍‌ ​​‌‍‌‌‌ ​‍‌ ​ ‌ ​​‌‍‌‌‌‍​ ‌ ‌​‌‍‍‌‌ ‌‍‌‍‌‌​ ‌‌ ​​‌ ‌‌‌‍​‍‌‍ ​‌‍‍‌‌ ​ ‌‍‍​‌‍‌‌‌‍‌​​‍​‍‌ ‌
Limón​​​​‌ ‍ ​‍​‍‌‍ ‌ ​‍‌‍‍‌‌‍‌ ‌‍‍‌‌‍ ‍​‍​‍​ ‍‍​‍​‍‌ ​ ‌‍​‌‌‍ ‍‌‍‍‌‌ ‌​‌ ‍‌​‍ ‍‌‍‍‌‌‍ ​‍​‍​‍ ​​‍​‍‌‍‍​‌ ​‍‌‍‌‌‌‍‌‍​‍​‍​ ‍‍​‍​‍‌‍‍​‌ ‌​‌ ‌​‌ ​​‌ ​ ​ ‍‍​‍ ​‍ ‌ ‌​‌ ‌‌‌‍​ ‌‍​‌‌ ​​‌‍‌‌‌‍ ​​‍ ‍‌ ​ ‌‍​‌‌‍ ‍‌‍‍‌‌ ‌​‌ ‍‌​‍ ‍‌ ​ ‌ ‌​‌ ‌‌‌‍‌​‌‍‍‌‌‍ ​‍ ‌‍‍‌‌‍ ‍‌ ‌​‌‍‌‌‌‍ ‍‌ ‌​​‍ ‌‍‌‌‌‍‌​‌‍‍‌‌ ‌​​‍ ‌‍ ‌‌‍ ‌‍‌​‌‍‌‌​ ‌‌ ​​‌ ​‍‌‍‌‌‌ ​ ‌‍‌‌‌‍ ‍‌ ‌​‌‍​‌‌ ‌​‌‍‍‌‌‍ ‌‍ ‍​ ‍ ‌‍‍‌‌‍‌​​ ‌‌ ​‍‌‍‌‌‌‍​ ‌‍‍‌‌ ​​‌‍‌‌​‍ ‌​ ‌ ​ ‍​​ ​ ​ ‍​​ ‍ ‌ ‌​‌ ‍‌‌ ​​‌‍‌‌​ ‌‌ ​‍‌‍‌‌‌‍​ ‌‍‍‌‌ ​​‌‍‌‌​ ‍ ‌ ​​‌‍​‌‌ ‌​‌‍‍​​ ‌‌‍‍‌‌‍ ‍‌‍‌ ‌ ​‍‌‍‌‌‌‍‌​‌‍‍‌‌‍‌‌‌‍ ‍‌ ‌​‌ ​ ​‍‌‌​ ‌‌‌​​‍‌‌ ‌‍‍ ‌‍‌‌‌ ‍‌​‍‌‌​ ​ ‌​‌​​‍‌‌​ ​ ‌​‌​​‍‌‌​ ​‍​ ​‍‌‍‌​‌‍​ ‌‍‌​​ ​‍​ ​​‌‍​ ‌‍‌‍​ ‌‍​ ‌​‌‍‌​​ ‍​​ ‍​​‍‌‌​ ​‍​ ​‍​‍‌‌​ ‌‌‌​‌​​‍ ‍‌‍​ ‌‍‍​‌‍‍‌‌‍ ​‌‍‌​‌ ​‍‌‍‌‌‌‍ ‍​‍‌‌​ ‌‌‌​​‍‌‌ ‌‍‍ ‌‍‌‌‌ ‍‌​‍‌‌​ ​ ‌​‌​​‍‌‌​ ​ ‌​‌​​‍‌‌​ ​‍​ ​‍‌‍​‍‌‍​ ​ ​‍​ ​​​ ‍​‌‍‌​​ ​‌​ ‍‌‌‍‌‌‌‍‌‌‌‍‌‍​ ​ ​‍‌‌​ ​‍​ ​‍​‍‌‌​ ‌‌‌​‌​​‍ ‍‌ ‌​‌‍‌‌‌ ‍​‌ ‌​​ ‌‍​‍‌‍​‌‌ ​ ‌‍‌‌‌‌‌‌‌ ​‍‌‍ ​​ ‌‌‍‍​‌ ‌​‌ ‌​‌ ​​‌ ​ ​‍‌‌​ ​ ‌​​‌​‍‌‌​ ​‍‌​‌‍​‍‌‌​ ​‍‌​‌‍‌ ‌​‌ ‌‌‌‍​ ‌‍​‌‌ ​​‌‍‌‌‌‍ ​​‍ ‍‌ ​ ‌‍​‌‌‍ ‍‌‍‍‌‌ ‌​‌ ‍‌​‍ ‍‌ ​ ‌ ‌​‌ ‌‌‌‍‌​‌‍‍‌‌‍ ​‍‌‍‌‍‍‌‌‍‌​​ ‌‌ ​‍‌‍‌‌‌‍​ ‌‍‍‌‌ ​​‌‍‌‌​‍ ‌​ ‌ ​ ‍​​ ​ ​ ‍​​‍‌‍‌ ‌​‌ ‍‌‌ ​​‌‍‌‌​ ‌‌ ​‍‌‍‌‌‌‍​ ‌‍‍‌‌ ​​‌‍‌‌​‍‌‍‌ ​​‌‍​‌‌ ‌​‌‍‍​​ ‌‌‍‍‌‌‍ ‍‌‍‌ ‌ ​‍‌‍‌‌‌‍‌​‌‍‍‌‌‍‌‌‌‍ ‍‌ ‌​‌ ​ ​‍‌‌​ ‌‌‌​​‍‌‌ ‌‍‍ ‌‍‌‌‌ ‍‌​‍‌‌​ ​ ‌​‌​​‍‌‌​ ​ ‌​‌​​‍‌‌​ ​‍​ ​‍‌‍‌​‌‍​ ‌‍‌​​ ​‍​ ​​‌‍​ ‌‍‌‍​ ‌‍​ ‌​‌‍‌​​ ‍​​ ‍​​‍‌‌​ ​‍​ ​‍​‍‌‌​ ‌‌‌​‌​​‍ ‍‌‍​ ‌‍‍​‌‍‍‌‌‍ ​‌‍‌​‌ ​‍‌‍‌‌‌‍ ‍​‍‌‌​ ‌‌‌​​‍‌‌ ‌‍‍ ‌‍‌‌‌ ‍‌​‍‌‌​ ​ ‌​‌​​‍‌‌​ ​ ‌​‌​​‍‌‌​ ​‍​ ​‍‌‍​‍‌‍​ ​ ​‍​ ​​​ ‍​‌‍‌​​ ​‌​ ‍‌‌‍‌‌‌‍‌‌‌‍‌‍​ ​ ​‍‌‌​ ​‍​ ​‍​‍‌‌​ ‌‌‌​‌​​‍ ‍‌ ‌​‌‍‌‌‌ ‍​‌ ‌​​‍‌‍‌ ​​‌‍‌‌‌ ​‍‌ ​ ‌ ​​‌‍‌‌‌‍​ ‌ ‌​‌‍‍‌‌ ‌‍‌‍‌‌​ ‌‌ ​​‌ ‌‌‌‍​‍‌‍ ​‌‍‍‌‌ ​ ‌‍‍​‌‍‌‌‌‍‌​​‍​‍‌ ‌
Para adornar: perejil, zanahoria, champiñones.​​​​‌ ‍ ​‍​‍‌‍ ‌ ​‍‌‍‍‌‌‍‌ ‌‍‍‌‌‍ ‍​‍​‍​ ‍‍​‍​‍‌ ​ ‌‍​‌‌‍ ‍‌‍‍‌‌ ‌​‌ ‍‌​‍ ‍‌‍‍‌‌‍ ​‍​‍​‍ ​​‍​‍‌‍‍​‌ ​‍‌‍‌‌‌‍‌‍​‍​‍​ ‍‍​‍​‍‌‍‍​‌ ‌​‌ ‌​‌ ​​‌ ​ ​ ‍‍​‍ ​‍ ‌ ‌​‌ ‌‌‌‍​ ‌‍​‌‌ ​​‌‍‌‌‌‍ ​​‍ ‍‌ ​ ‌‍​‌‌‍ ‍‌‍‍‌‌ ‌​‌ ‍‌​‍ ‍‌ ​ ‌ ‌​‌ ‌‌‌‍‌​‌‍‍‌‌‍ ​‍ ‌‍‍‌‌‍ ‍‌ ‌​‌‍‌‌‌‍ ‍‌ ‌​​‍ ‌‍‌‌‌‍‌​‌‍‍‌‌ ‌​​‍ ‌‍ ‌‌‍ ‌‍‌​‌‍‌‌​ ‌‌ ​​‌ ​‍‌‍‌‌‌ ​ ‌‍‌‌‌‍ ‍‌ ‌​‌‍​‌‌ ‌​‌‍‍‌‌‍ ‌‍ ‍​ ‍ ‌‍‍‌‌‍‌​​ ‌‌ ​‍‌‍‌‌‌‍​ ‌‍‍‌‌ ​​‌‍‌‌​‍ ‌​ ‌ ​ ‍​​ ​ ​ ‍​​ ‍ ‌ ‌​‌ ‍‌‌ ​​‌‍‌‌​ ‌‌ ​‍‌‍‌‌‌‍​ ‌‍‍‌‌ ​​‌‍‌‌​ ‍ ‌ ​​‌‍​‌‌ ‌​‌‍‍​​ ‌‌‍‍‌‌‍ ‍‌‍‌ ‌ ​‍‌‍‌‌‌‍‌​‌‍‍‌‌‍‌‌‌‍ ‍‌ ‌​‌ ​ ​‍‌‌​ ‌‌‌​​‍‌‌ ‌‍‍ ‌‍‌‌‌ ‍‌​‍‌‌​ ​ ‌​‌​​‍‌‌​ ​ ‌​‌​​‍‌‌​ ​‍​ ​‍‌‍​ ‌‍​‍‌‍​‍​ ‍‌‌‍‌‍‌‍​‌‌‍​‍​ ‍‌‌‍​‍​ ‌‌‌‍​‌‌‍​ ​‍‌‌​ ​‍​ ​‍​‍‌‌​ ‌‌‌​‌​​‍ ‍‌‍​ ‌‍‍​‌‍‍‌‌‍ ​‌‍‌​‌ ​‍‌‍‌‌‌‍ ‍​‍‌‌​ ‌‌‌​​‍‌‌ ‌‍‍ ‌‍‌‌‌ ‍‌​‍‌‌​ ​ ‌​‌​​‍‌‌​ ​ ‌​‌​​‍‌‌​ ​‍​ ​‍‌‍​‌​ ‍‌‌‍​ ‌‍‌​​ ​​​ ‍‌​ ‍‌​ ​‌​ ‌‌​ ‌‍‌‍‌‌‌‍​‌​‍‌‌​ ​‍​ ​‍​‍‌‌​ ‌‌‌​‌​​‍ ‍‌ ‌​‌‍‌‌‌ ‍​‌ ‌​​ ‌‍​‍‌‍​‌‌ ​ ‌‍‌‌‌‌‌‌‌ ​‍‌‍ ​​ ‌‌‍‍​‌ ‌​‌ ‌​‌ ​​‌ ​ ​‍‌‌​ ​ ‌​​‌​‍‌‌​ ​‍‌​‌‍​‍‌‌​ ​‍‌​‌‍‌ ‌​‌ ‌‌‌‍​ ‌‍​‌‌ ​​‌‍‌‌‌‍ ​​‍ ‍‌ ​ ‌‍​‌‌‍ ‍‌‍‍‌‌ ‌​‌ ‍‌​‍ ‍‌ ​ ‌ ‌​‌ ‌‌‌‍‌​‌‍‍‌‌‍ ​‍‌‍‌‍‍‌‌‍‌​​ ‌‌ ​‍‌‍‌‌‌‍​ ‌‍‍‌‌ ​​‌‍‌‌​‍ ‌​ ‌ ​ ‍​​ ​ ​ ‍​​‍‌‍‌ ‌​‌ ‍‌‌ ​​‌‍‌‌​ ‌‌ ​‍‌‍‌‌‌‍​ ‌‍‍‌‌ ​​‌‍‌‌​‍‌‍‌ ​​‌‍​‌‌ ‌​‌‍‍​​ ‌‌‍‍‌‌‍ ‍‌‍‌ ‌ ​‍‌‍‌‌‌‍‌​‌‍‍‌‌‍‌‌‌‍ ‍‌ ‌​‌ ​ ​‍‌‌​ ‌‌‌​​‍‌‌ ‌‍‍ ‌‍‌‌‌ ‍‌​‍‌‌​ ​ ‌​‌​​‍‌‌​ ​ ‌​‌​​‍‌‌​ ​‍​ ​‍‌‍​ ‌‍​‍‌‍​‍​ ‍‌‌‍‌‍‌‍​‌‌‍​‍​ ‍‌‌‍​‍​ ‌‌‌‍​‌‌‍​ ​‍‌‌​ ​‍​ ​‍​‍‌‌​ ‌‌‌​‌​​‍ ‍‌‍​ ‌‍‍​‌‍‍‌‌‍ ​‌‍‌​‌ ​‍‌‍‌‌‌‍ ‍​‍‌‌​ ‌‌‌​​‍‌‌ ‌‍‍ ‌‍‌‌‌ ‍‌​‍‌‌​ ​ ‌​‌​​‍‌‌​ ​ ‌​‌​​‍‌‌​ ​‍​ ​‍‌‍​‌​ ‍‌‌‍​ ‌‍‌​​ ​​​ ‍‌​ ‍‌​ ​‌​ ‌‌​ ‌‍‌‍‌‌‌‍​‌​‍‌‌​ ​‍​ ​‍​‍‌‌​ ‌‌‌​‌​​‍ ‍‌ ‌​‌‍‌‌‌ ‍​‌ ‌​​‍‌‍‌ ​​‌‍‌‌‌ ​‍‌ ​ ‌ ​​‌‍‌‌‌‍​ ‌ ‌​‌‍‍‌‌ ‌‍‌‍‌‌​ ‌‌ ​​‌ ‌‌‌‍​‍‌‍ ​‌‍‍‌‌ ​ ‌‍‍​‌‍‌‌‌‍‌​​‍​‍‌ ‌